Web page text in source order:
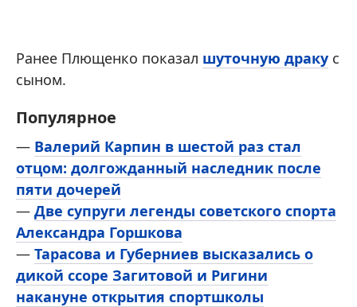
Ранее Плющенко показал шуточную драку с
сыном.
Популярное
— Валерий Карпин в шестой раз стал
отцом: долгожданный наследник после
пяти дочерей
— Две супруги легенды советского спорта
Александра Горшкова
— Тарасова и Губерниев высказались о
дикой ссоре Загитовой и Ригини
накануне открытия спортшколы